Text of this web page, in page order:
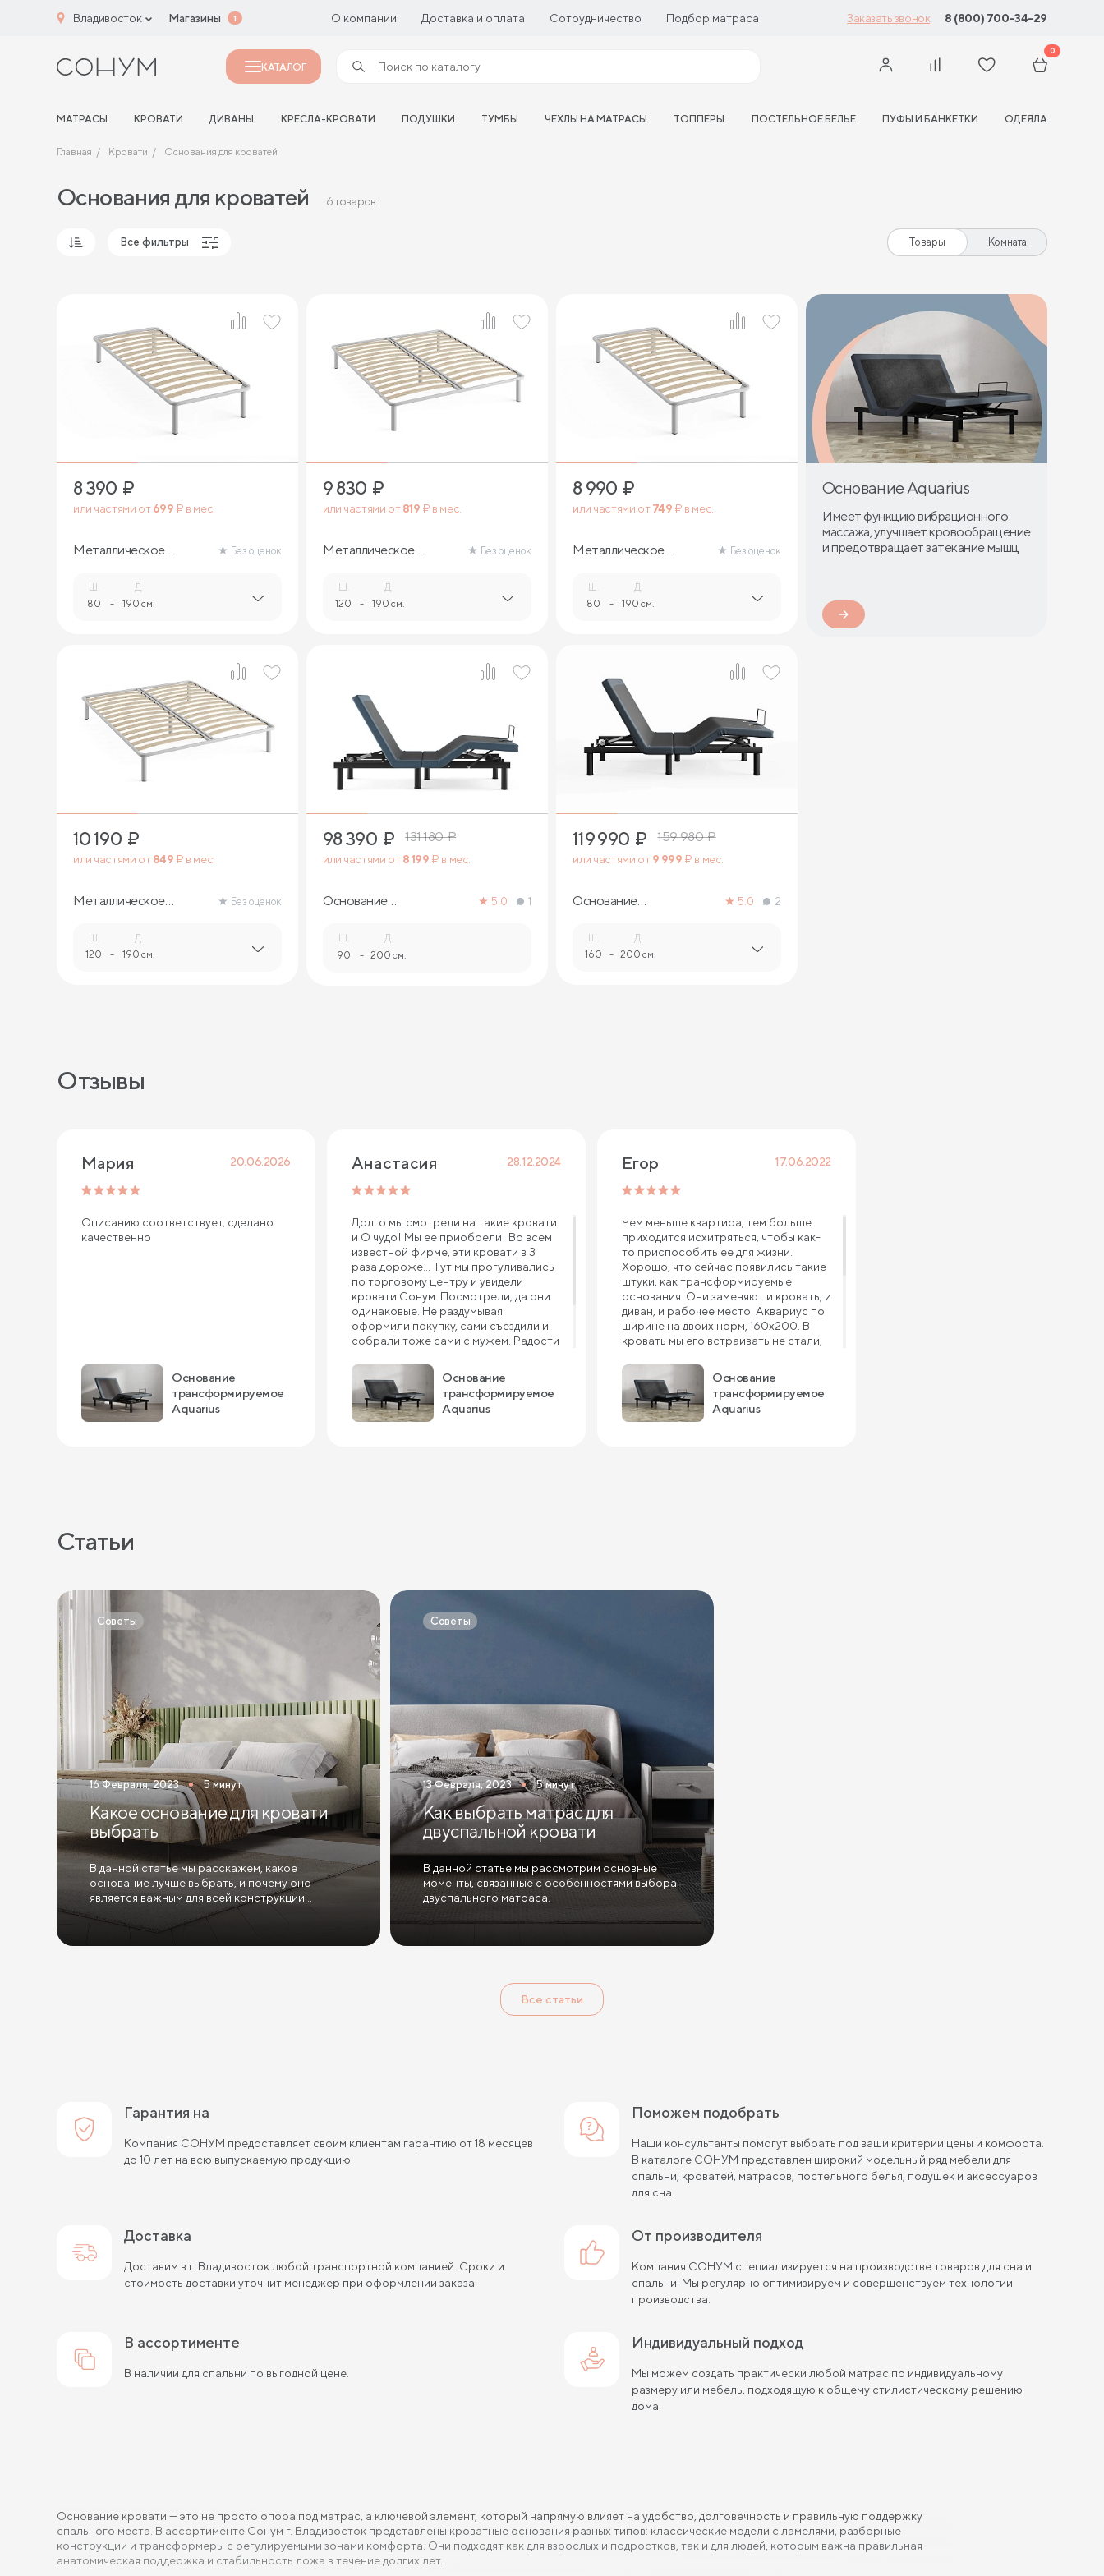
Владивосток Магазины 1 О компании Доставка и оплата Сотрудничество Подбор матраса Заказать звонок 8 (800) 700-34-29
КАТАЛОГ
0
МАТРАСЫ КРОВАТИ ДИВАНЫ КРЕСЛА-КРОВАТИ ПОДУШКИ ТУМБЫ ЧЕХЛЫ НА МАТРАСЫ ТОППЕРЫ ПОСТЕЛЬНОЕ БЕЛЬЕ ПУФЫ И БАНКЕТКИ ОДЕЯЛА
Главная Кровати Основания для кроватей
Основания для кроватей 6 товаров
Все фильтры Товары Комната
8 390 ₽
или частями от699 ₽ в мес.
Металлическое
Без оценок
Ш.
80 -
Д.
190 см.
9 830 ₽
или частями от819 ₽ в мес.
Металлическое
Без оценок
Ш.
120 -
Д.
190 см.
8 990 ₽
или частями от749 ₽ в мес.
Металлическое
Без оценок
Ш.
80 -
Д.
190 см.
Основание Aquarius
Имеет функцию вибрационного
массажа, улучшает кровообращение
и предотвращает затекание мышц
10 190 ₽
или частями от849 ₽ в мес.
Металлическое
Без оценок
Ш.
120 -
Д.
190 см.
98 390 ₽ 131 180₽
или частями от8 199 ₽ в мес.
Основание
5.0 1
Ш.
90 -
Д.
200 см.
1
119 990 ₽ 159 980₽
или частями от9 999 ₽ в мес.
Основание
5.0 2
Ш.
160 -
Д.
200 см.
Отзывы
Мария 20.06.2026
Описанию соответствует, сделано
качественно
Основание
трансформируемое
Aquarius
Анастасия 28.12.2024
Долго мы смотрели на такие кровати
и О чудо! Мы ее приобрели! Во всем
известной фирме, эти кровати в 3
раза дороже... Тут мы прогуливались
по торговому центру и увидели
кровати Сонум. Посмотрели, да они
одинаковые. Не раздумывая
оформили покупку, сами съездили и
собрали тоже сами с мужем. Радости
уютно и массаж-лимфодренаж
каждый день. Спасибо вам за такое
чудо.
Основание
трансформируемое
Aquarius
Егор 17.06.2022
Чем меньше квартира, тем больше
приходится исхитряться, чтобы как-
то приспособить ее для жизни.
Хорошо, что сейчас появились такие
штуки, как трансформируемые
основания. Они заменяют и кровать, и
диван, и рабочее место. Аквариус по
ширине на двоих норм, 160х200. В
кровать мы его встраивать не стали,
комнаты и разделяет ее на зоны.
Механизм хороший, надежный,
работает без претензий полгода.
Матрас к нему купили хороший.
Основание
трансформируемое
Aquarius
Статьи
Советы
16 Февраля, 2023 5 минут
Какое основание для кровати
выбрать
В данной статье мы расскажем, какое
основание лучше выбрать, и почему оно
является важным для всей конструкции
кровати.
Советы
13 Февраля, 2023 5 минут
Как выбрать матрас для
двуспальной кровати
В данной статье мы рассмотрим основные
моменты, связанные с особенностями выбора
двуспального матраса.
Все статьи
Гарантия на
Компания СОНУМ предоставляет своим клиентам гарантию от 18 месяцев
до 10 лет на всю выпускаемую продукцию.
Поможем подобрать
Наши консультанты помогут выбрать под ваши критерии цены и комфорта.
В каталоге СОНУМ представлен широкий модельный ряд мебели для
спальни, кроватей, матрасов, постельного белья, подушек и аксессуаров
для сна.
Доставка
Доставим в г. Владивосток любой транспортной компанией. Сроки и
стоимость доставки уточнит менеджер при оформлении заказа.
от производителя
Компания СОНУМ специализируется на производстве товаров для сна и
спальни. Мы регулярно оптимизируем и совершенствуем технологии
производства.
в ассортименте
В наличии для спальни по выгодной цене.
Индивидуальный подход
Мы можем создать практически любой матрас по индивидуальному
размеру или мебель, подходящую к общему стилистическому решению
дома.
Основание кровати — это не просто опора под матрас, а ключевой элемент, который напрямую влияет на удобство, долговечность и правильную поддержку
спального места. В ассортименте Сонум г. Владивосток представлены кроватные основания разных типов: классические модели с ламелями, разборные
конструкции и трансформеры с регулируемыми зонами комфорта. Они подходят как для взрослых и подростков, так и для людей, которым важна правильная
анатомическая поддержка и стабильность ложа в течение долгих лет.